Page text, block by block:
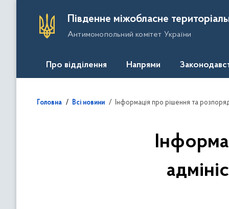
Південне міжобласне
Антимонопольний комітет України
Про відділення Напрями
Головна Всі новини Інформація про рішення та